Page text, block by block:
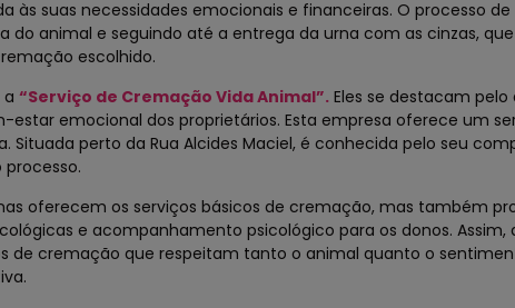
às suas necessidades emocionais e financeiras. O processo
animal e seguindo até a entrega da urna com as cinzas,
escolhido.
a“Serviço de Cremação Vida Animal”. Eles se destacam
emocional dos proprietários. Esta empresa oferece um
Situada perto da Rua Alcides Maciel, é conhecida pelo seu
oferecem os serviços básicos de cremação, mas também
e acompanhamento psicológico para os donos. Assim,
de cremação que respeitam tanto o animal quanto o